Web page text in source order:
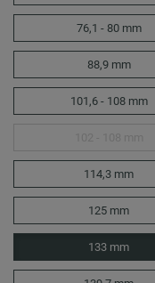
76,1 - 80 mm
88,9 mm
101,6 - 108 mm
114,3 mm
125 mm
133 mm